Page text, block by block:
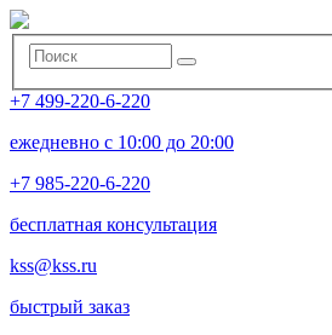
+7 499-220-6-220
ежедневно с 10:00 до 20:00
+7 985-220-6-220
бесплатная консультация
kss@kss.ru
быстрый заказ